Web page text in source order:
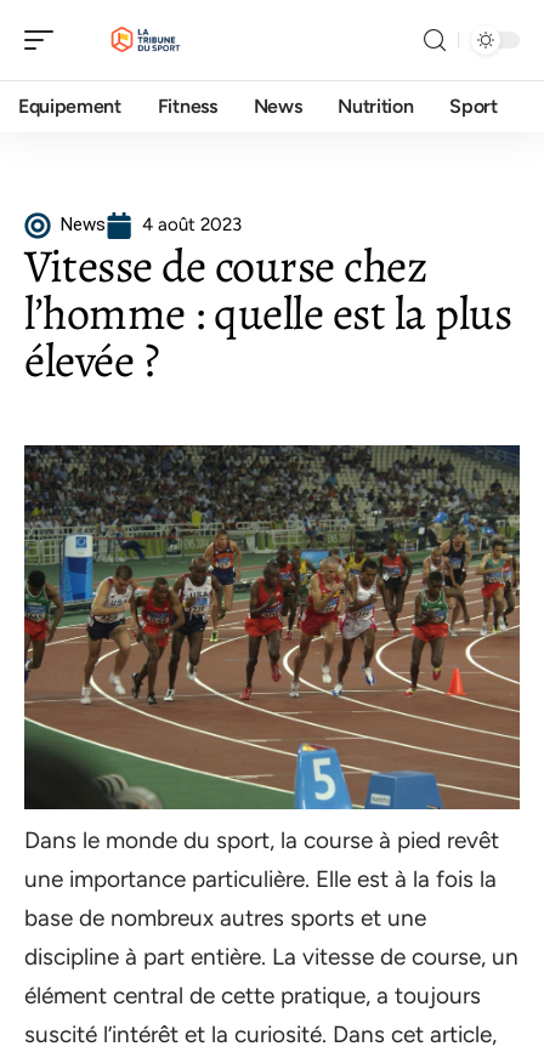
Equipement Fitness News Nutrition Sport
News 4 août 2023
Vitesse de course chez
l’homme : quelle est la plus
élevée ?
Dans le monde du sport, la course à pied revêt
une importance particulière. Elle est à la fois la
base de nombreux autres sports et une
discipline à part entière. La vitesse de course, un
élément central de cette pratique, a toujours
suscité l’intérêt et la curiosité. Dans cet article,